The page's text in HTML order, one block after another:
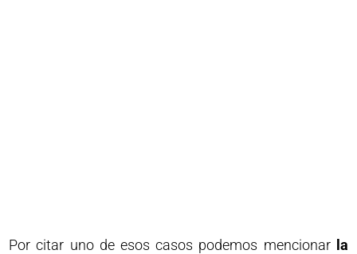
Por citar uno de esos casos podemos mencionarla